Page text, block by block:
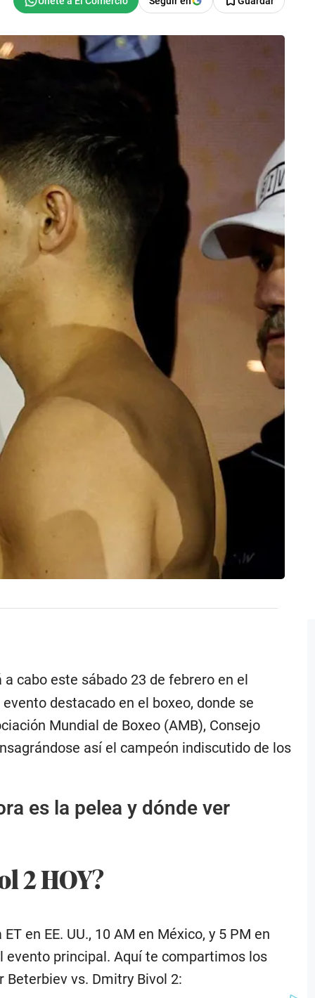
a cabo este sábado 23 de febrero en el
destacado en el boxeo, donde se
Mundial de Boxeo (AMB), Consejo
así el campeón indiscutido de los
es la pelea y dónde ver
2 HOY?
en EE. UU., 10 AM en México, y 5 PM en
evento principal. Aquí te compartimos los
vs. Dmitry Bivol 2: